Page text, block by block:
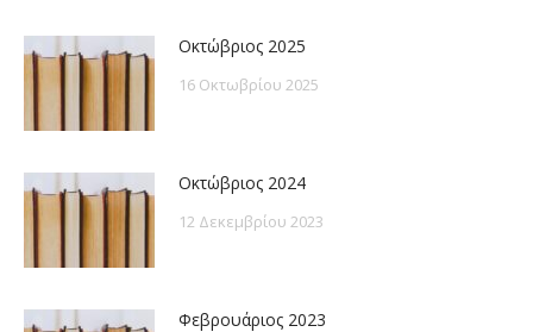
Οκτώβριος 2025
16 Οκτωβρίου 2025
Οκτώβριος 2024
12 Δεκεμβρίου 2023
Φεβρουάριος 2023